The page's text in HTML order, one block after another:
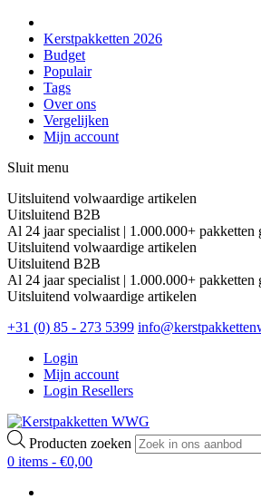
Kerstpakketten 2026
Budget
Populair
Tags
Over ons
Vergelijken
Mijn account
Sluit menu
Uitsluitend volwaardige artikelen
Uitsluitend B2B
Al 24 jaar specialist | 1.000.000+ pakketten
Uitsluitend volwaardige artikelen
Uitsluitend B2B
Al 24 jaar specialist | 1.000.000+ pakketten
Uitsluitend volwaardige artikelen
+31 (0) 85 - 273 5399
Login
Mijn account
Login Resellers
Producten zoeken
0 items - €0,00